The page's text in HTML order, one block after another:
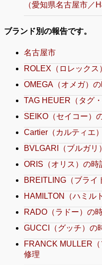
（愛知県名古屋市／H
ブランド別の報告です。
名古屋市
ROLEX（ロレックス
OMEGA（オメガ）
TAG HEUER（タグ
SEIKO（セイコー）
Cartier（カルティエ
BVLGARI（ブルガリ
ORIS（オリス）の時
BREITLING（ブライ
HAMILTON（ハミル
RADO（ラドー）の
GUCCI（グッチ）の
FRANCK MULLER
修理